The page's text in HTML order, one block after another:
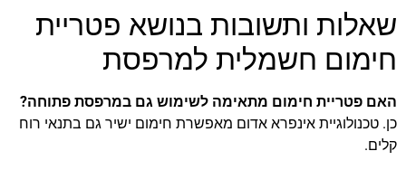
שאלות ותשובות בנושא פטריית
חימום חשמלית למרפסת
האם פטריית חימום מתאימה לשימוש גם במרפסת פתוחה?
כן. טכנולוגיית אינפרא אדום מאפשרת חימום ישיר גם בתנאי רוח
קלים.